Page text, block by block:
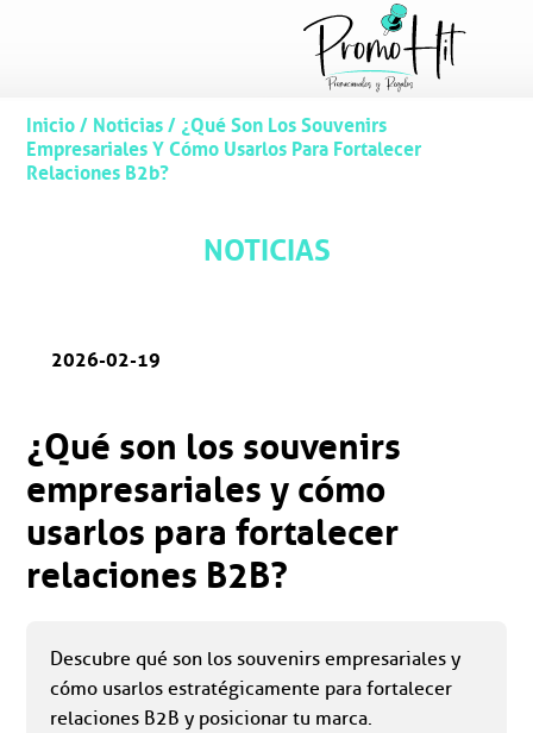
Inicio/ Noticias/ ¿Qué Son Los Souvenirs
Empresariales Y Cómo Usarlos Para Fortalecer
Relaciones B2b?
NOTICIAS
2026-02-19
¿Qué son los souvenirs
empresariales y cómo
usarlos para fortalecer
relaciones B2B?
Descubre qué son los souvenirs empresariales y
cómo usarlos estratégicamente para fortalecer
relaciones B2B y posicionar tu marca.